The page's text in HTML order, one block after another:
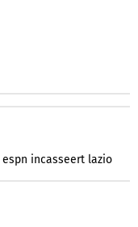
espn incasseert lazio